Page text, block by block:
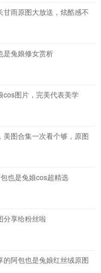
雨原图大放送，炫酷感不
是兔娘修女赏析
cos图片，完美代表美学
图合集一次看个够，原图
也是兔娘cos超精选
分享给粉丝啦
阿包也是兔娘红丝绒原图